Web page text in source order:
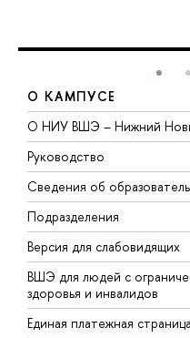
О КАМПУСЕ
О НИУ ВШЭ – Нижний
Руководство
Сведения об
Подразделения
Версия для слабовидящих
ВШЭ для людей с
здоровья и инвалидов
Единая платежная страница